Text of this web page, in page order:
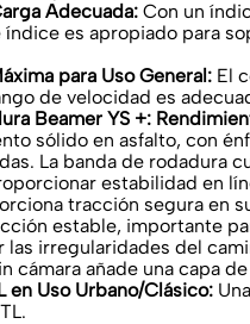
Adecuada: Con un
es apropiado para
para Uso General: El
de velocidad es
Beamer YS +:
sólido en asfalto, con
La banda de rodadura
estabilidad en
tracción segura en
estable, importante
las irregularidades del
cámara añade una capa
en Uso Urbano/Clásico: